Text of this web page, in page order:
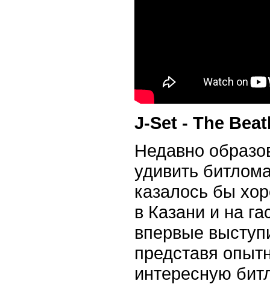
J-Set - The
Недавно
удивить
казалось бы
в Казани и на
впервые
представя
интересную